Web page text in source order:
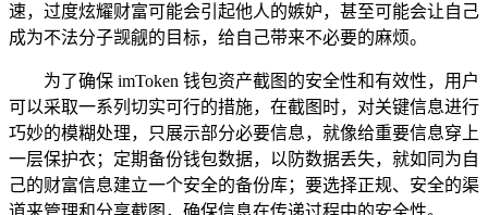
速，过度炫耀财富可能会引起他人的嫉妒，甚至可能会让自己
成为不法分子觊觎的目标，给自己带来不必要的麻烦。
为了确保 imToken 钱包资产截图的安全性和有效性，用户
可以采取一系列切实可行的措施，在截图时，对关键信息进行
巧妙的模糊处理，只展示部分必要信息，就像给重要信息穿上
一层保护衣；定期备份钱包数据，以防数据丢失，就如同为自
己的财富信息建立一个安全的备份库；要选择正规、安全的渠
道来管理和分享截图，确保信息在传递过程中的安全性。